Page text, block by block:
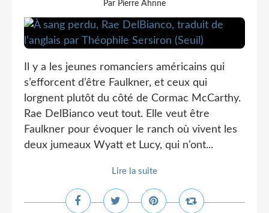
Par Pierre Ahnne
Il y a les jeunes romanciers américains qui
s’efforcent d’être Faulkner, et ceux qui
lorgnent plutôt du côté de Cormac McCarthy.
Rae DelBianco veut tout. Elle veut être
Faulkner pour évoquer le ranch où vivent les
deux jumeaux Wyatt et Lucy, qui n’ont...
Lire la suite